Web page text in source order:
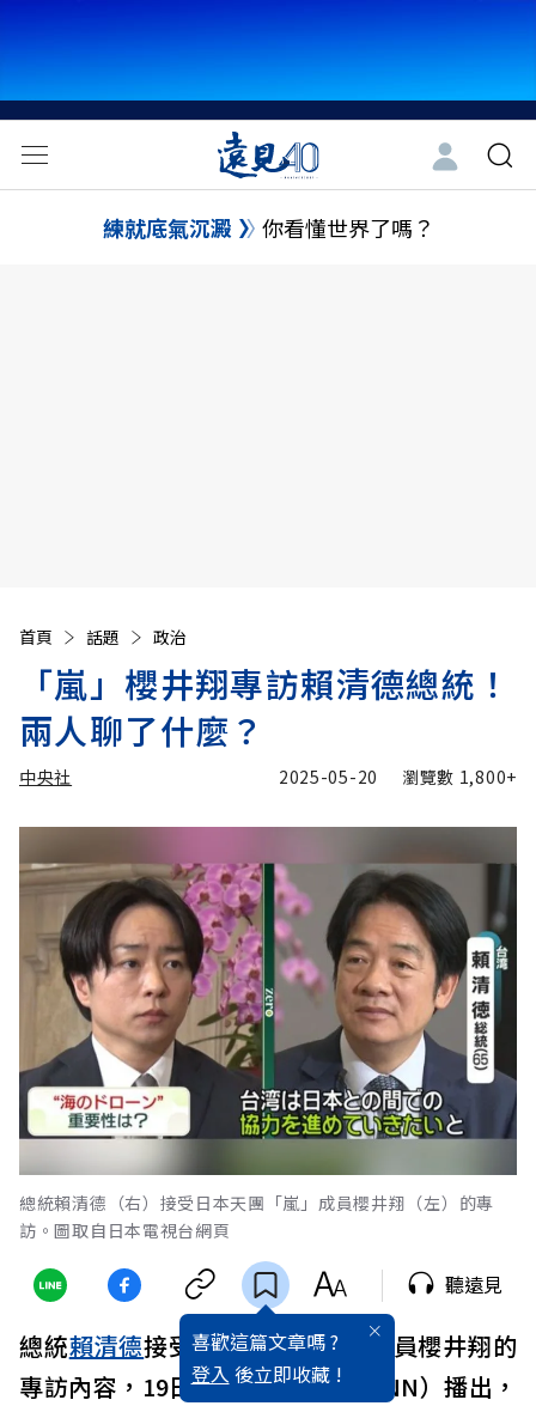
練就底氣沉澱 你看懂世界了嗎？
首頁 話題 政治
「嵐」櫻井翔專訪賴清德總統！
兩人聊了什麼？
中央社 2025-05-20 瀏覽數 1,800+
總統賴清德（右）接受日本天團「嵐」成員櫻井翔（左）的專
訪。圖取自日本電視台網頁
喜歡這篇文章嗎 ?
登入 後立即收藏 !
聽遠見
總統賴清德接受日本天團「嵐」成員櫻井翔的
專訪內容，19日於日本電視台（NNN）播出，